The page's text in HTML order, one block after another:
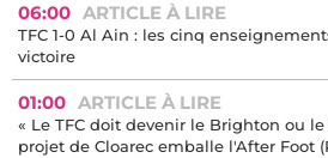
06:00 ARTICLE À LIRE
TFC 1-0 Al Ain : les cinq
victoire
01:00 ARTICLE À LIRE
« Le TFC doit devenir le Brighton ou
projet de Cloarec emballe l'After Foot